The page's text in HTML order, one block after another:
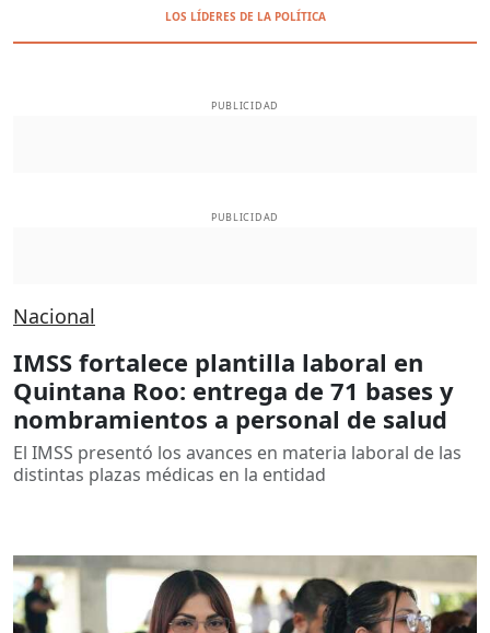
LOS LÍDERES DE LA POLÍTICA
PUBLICIDAD
PUBLICIDAD
Nacional
IMSS fortalece plantilla laboral en
Quintana Roo: entrega de 71 bases y
nombramientos a personal de salud
El IMSS presentó los avances en materia laboral de las
distintas plazas médicas en la entidad